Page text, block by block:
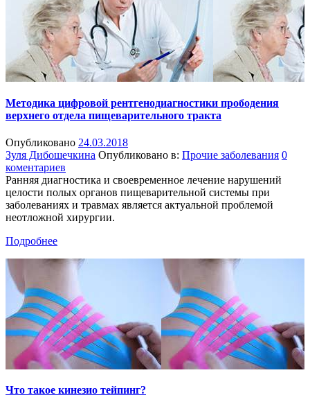
Методика цифровой рентгенодиагностики прободения
верхнего отдела пищеварительного тракта
Опубликовано 24.03.2018
Зуля Дибошечкина Опубликовано в: Прочие заболевания 0
коментариев
Ранняя диагностика и своевременное лечение нарушений
целости полых органов пищеварительной системы при
заболеваниях и травмах является актуальной проблемой
неотложной хирургии.
Подробнее
Что такое кинезио тейпинг?